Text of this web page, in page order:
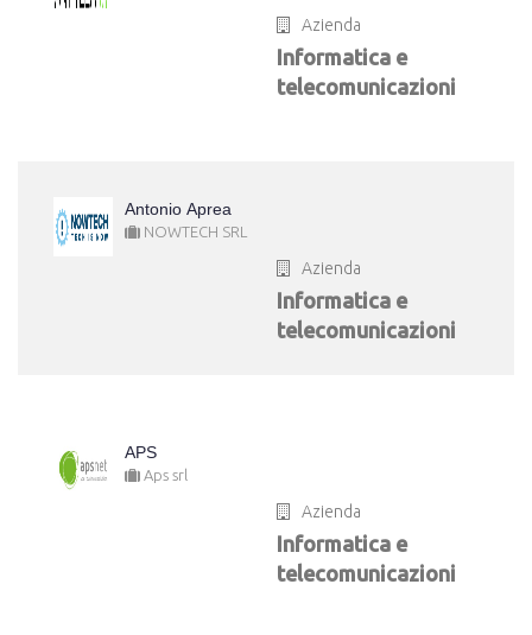
Azienda
Informatica e
telecomunicazioni
Antonio Aprea
NOWTECH SRL
Azienda
Informatica e
telecomunicazioni
APS
Aps srl
Azienda
Informatica e
telecomunicazioni